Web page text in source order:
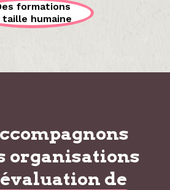
formations
taille humaine
organisations
de